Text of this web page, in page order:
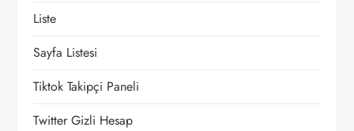
e
s
i
Liste
Sayfa Listesi
Tiktok Takipçi Paneli
Twitter Gizli Hesap